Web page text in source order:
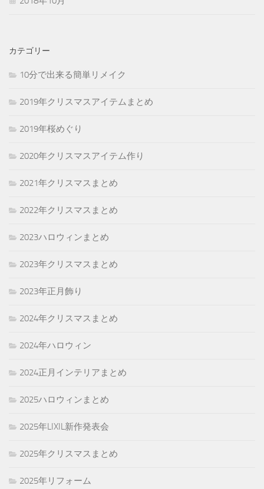
カテゴリー
10分で出来る簡単リメイク
2019年クリスマスアイテムまとめ
2019年桜めぐり
2020年クリスマスアイテム作り
2021年クリスマスまとめ
2022年クリスマスまとめ
2023ハロウィンまとめ
2023年クリスマスまとめ
2023年正月飾り
2024年クリスマスまとめ
2024年ハロウィン
2024正月インテリアまとめ
2025ハロウィンまとめ
2025年LIXIL新作発表会
2025年クリスマスまとめ
2025年リフォーム